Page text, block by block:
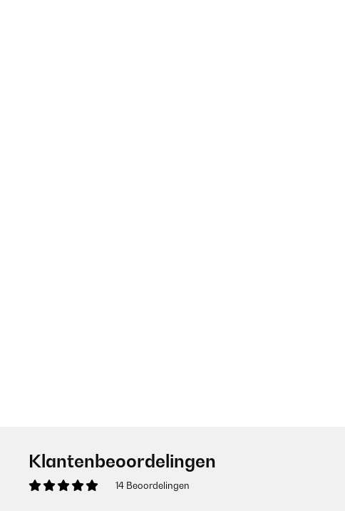
Klantenbeoordelingen
14 Beoordelingen